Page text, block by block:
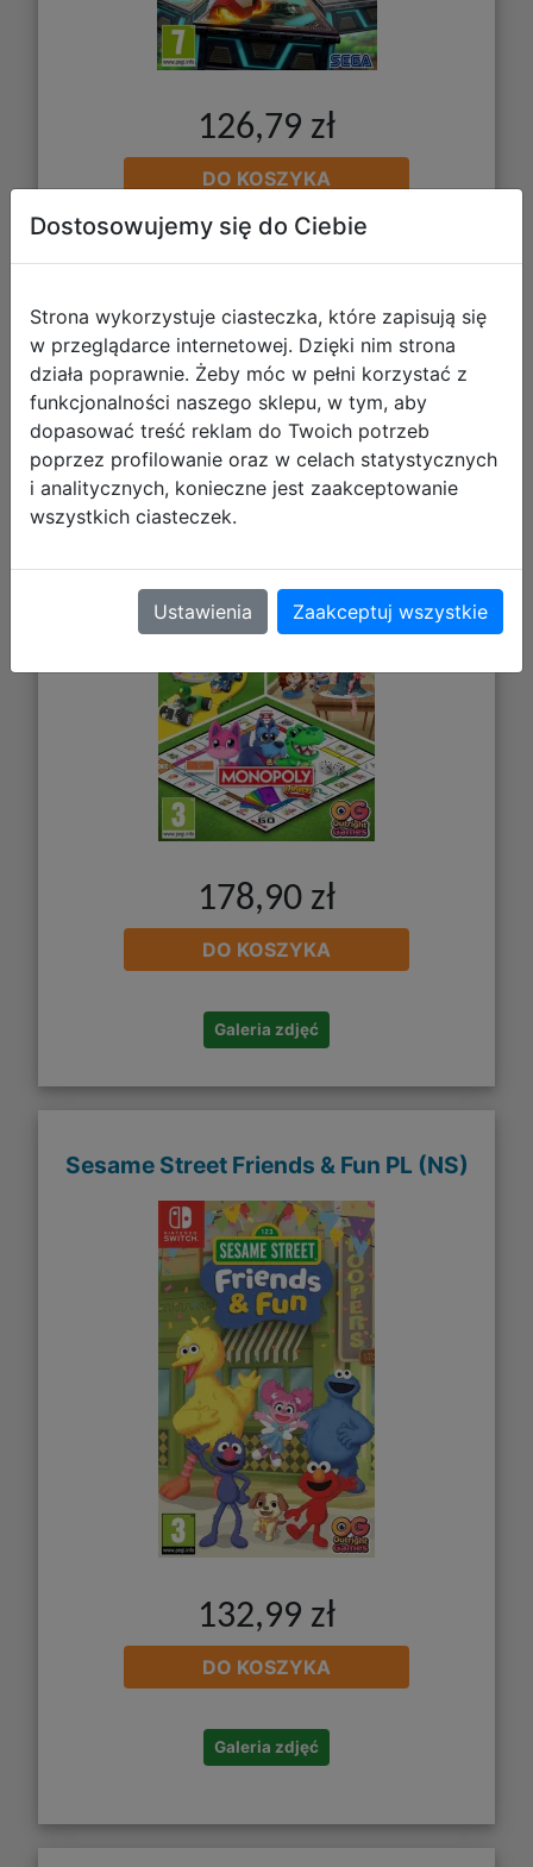
126,79 zł
DO KOSZYKA
Galeria zdjęć
Hasbro Games Junior Collection PL
(NS)
178,90 zł
DO KOSZYKA
Galeria zdjęć
Sesame Street Friends & Fun PL (NS)
132,99 zł
DO KOSZYKA
Galeria zdjęć
Dostosowujemy się do Ciebie
Strona wykorzystuje ciasteczka, które zapisują się
w przeglądarce internetowej. Dzięki nim strona
działa poprawnie. Żeby móc w pełni korzystać z
funkcjonalności naszego sklepu, w tym, aby
dopasować treść reklam do Twoich potrzeb
poprzez profilowanie oraz w celach statystycznych
i analitycznych, konieczne jest zaakceptowanie
wszystkich ciasteczek.
Ustawienia Zaakceptuj wszystkie